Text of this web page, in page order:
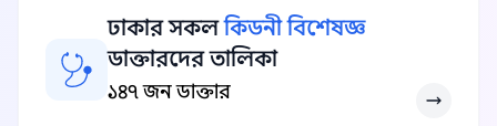
ঢাকার সকলকিডনী বিশেষজ্ঞ
ডাক্তারদের তালিকা
১৪৭ জন ডাক্তার